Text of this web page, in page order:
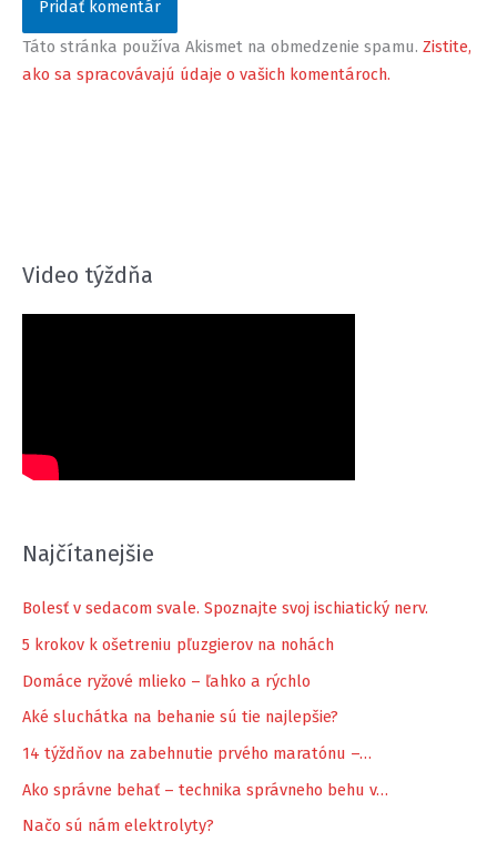
Táto stránka používa Akismet na obmedzenie spamu. Zistite,
ako sa spracovávajú údaje o vašich komentároch.
Video týždňa
Najčítanejšie
Bolesť v sedacom svale. Spoznajte svoj ischiatický nerv.
5 krokov k ošetreniu pľuzgierov na nohách
Domáce ryžové mlieko – ľahko a rýchlo
Aké sluchátka na behanie sú tie najlepšie?
14 týždňov na zabehnutie prvého maratónu –…
Ako správne behať – technika správneho behu v…
Načo sú nám elektrolyty?